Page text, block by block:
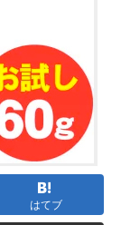
はてブ